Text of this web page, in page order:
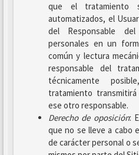
que el tratamiento
automatizados, el
del Responsable
personales en un
común y lectura
responsable del
técnicamente
tratamiento
ese otro responsable.
Derecho de oposición:
que no se lleve a cabo
de carácter personal o